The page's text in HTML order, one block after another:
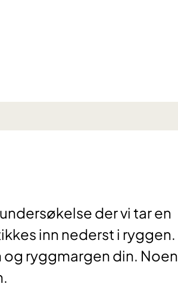
der vi tar en
inn nederst i ryggen.
ryggmargen din. Noen